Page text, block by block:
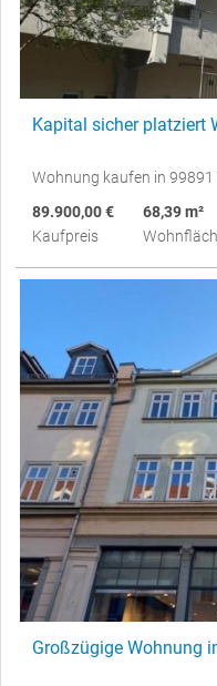
Kapital sicher platziert
Wohnung kaufen in 99891
89.900,00 €
Kaufpreis
68,39 m²
Großzügige Wohnung